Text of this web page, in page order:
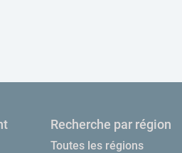
Recherche par région
Toutes les régions